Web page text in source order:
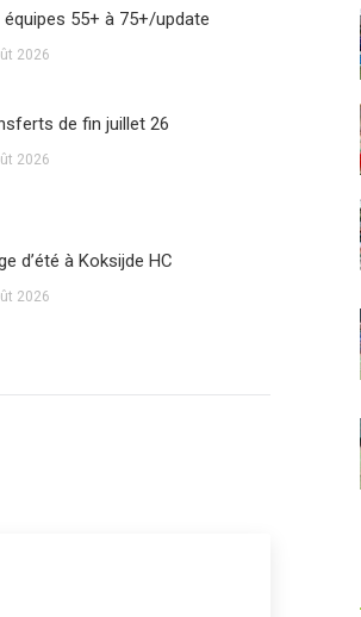
équipes 55+ à 75+/update
2026
de fin juillet 26
2026
d’été à Koksijde HC
2026